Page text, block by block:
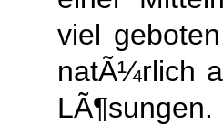
viel
natÃ¼rlich
LÃ¶sungen.